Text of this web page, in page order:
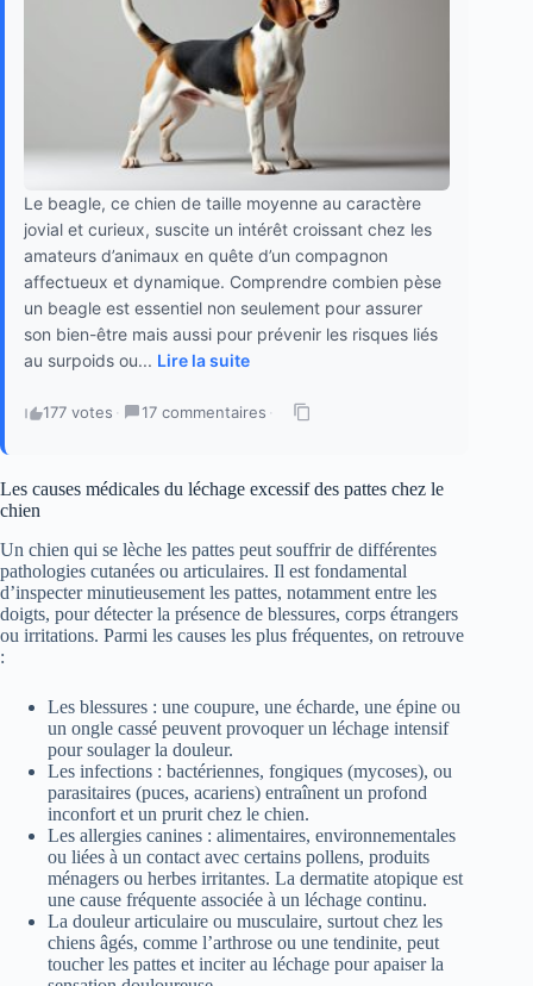
Le beagle, ce chien de taille moyenne au caractère
jovial et curieux, suscite un intérêt croissant chez les
amateurs d’animaux en quête d’un compagnon
affectueux et dynamique. Comprendre combien pèse
un beagle est essentiel non seulement pour assurer
son bien-être mais aussi pour prévenir les risques liés
au surpoids ou... Lire la suite
177 votes · 17 commentaires ·
Les causes médicales du léchage excessif des pattes chez le
chien
Un chien qui se lèche les pattes peut souffrir de différentes
pathologies cutanées ou articulaires. Il est fondamental
d’inspecter minutieusement les pattes, notamment entre les
doigts, pour détecter la présence de blessures, corps étrangers
ou irritations. Parmi les causes les plus fréquentes, on retrouve
:
Les blessures : une coupure, une écharde, une épine ou
un ongle cassé peuvent provoquer un léchage intensif
pour soulager la douleur.
Les infections : bactériennes, fongiques (mycoses), ou
parasitaires (puces, acariens) entraînent un profond
inconfort et un prurit chez le chien.
Les allergies canines : alimentaires, environnementales
ou liées à un contact avec certains pollens, produits
ménagers ou herbes irritantes. La dermatite atopique est
une cause fréquente associée à un léchage continu.
La douleur articulaire ou musculaire, surtout chez les
chiens âgés, comme l’arthrose ou une tendinite, peut
toucher les pattes et inciter au léchage pour apaiser la